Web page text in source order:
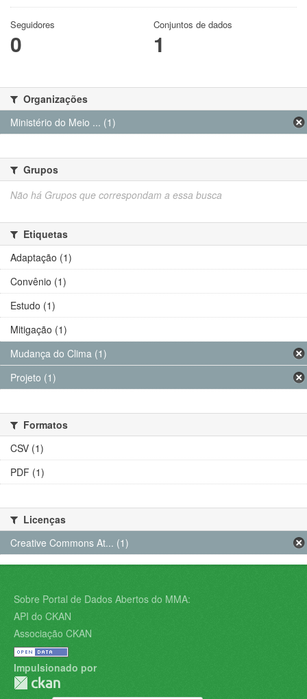
Seguidores
0
Conjuntos de dados
1
Organizações
Ministério do Meio ... (1)
Grupos
Não há Grupos que correspondam a essa busca
Etiquetas
Adaptação (1)
Convênio (1)
Estudo (1)
Mitigação (1)
Mudança do Clima (1)
Projeto (1)
Formatos
CSV (1)
PDF (1)
Licenças
Creative Commons At... (1)
Sobre Portal de Dados Abertos do MMA:
API do CKAN
Associação CKAN
Impulsionado por